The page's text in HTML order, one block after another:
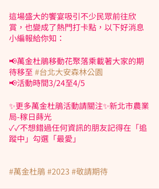
這場盛大的饗宴吸引不少民眾前往欣
賞，也變成了熱門打卡點，以下好消息
小編報給你知：
📢萬金杜鵑移動花聚落乘載著大家的期
待移至 #台北大安森林公園
📢活動時間3/24至4/5
✨更多萬金杜鵑活動請關注✨新北市農業
局-稼日蒔光
✓✓不想錯過任何資訊的朋友記得在「追
蹤中」勾選「最愛」
#萬金杜鵑#2023 #敬請期待